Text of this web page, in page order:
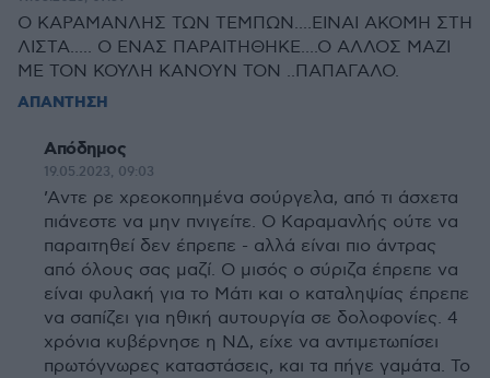
Ο ΚΑΡΑΜΑΝΛΗΣ ΤΩΝ ΤΕΜΠΩΝ....ΕΙΝΑΙ ΑΚΟΜΗ ΣΤΗ
ΛΙΣΤΑ..... Ο ΕΝΑΣ ΠΑΡΑΙΤΗΘΗΚΕ....Ο ΑΛΛΟΣ ΜΑΖΙ
ΜΕ ΤΟΝ ΚΟΥΛΗ ΚΑΝΟΥΝ ΤΟΝ ..ΠΑΠΑΓΑΛΟ.
ΑΠΑΝΤΗΣΗ
Απόδημος
19.05.2023, 09:03
’Aντε ρε χρεοκοπημένα σούργελα, από τι άσχετα
πιάνεστε να μην πνιγείτε. Ο Καραμανλής ούτε να
παραιτηθεί δεν έπρεπε - αλλά είναι πιο άντρας
από όλους σας μαζί. Ο μισός ο σύριζα έπρεπε να
είναι φυλακή για το Μάτι και ο καταληψίας έπρεπε
να σαπίζει για ηθική αυτουργία σε δολοφονίες. 4
χρόνια κυβέρνησε η ΝΔ, είχε να αντιμετωπίσει
πρωτόγνωρες καταστάσεις, και τα πήγε γαμάτα. Το